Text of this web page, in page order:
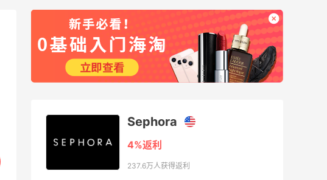
Sephora
4%返利
237.6万人获得返利